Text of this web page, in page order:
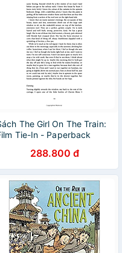
The Girl On The Train:
Tie-In - Paperback
288.800 đ